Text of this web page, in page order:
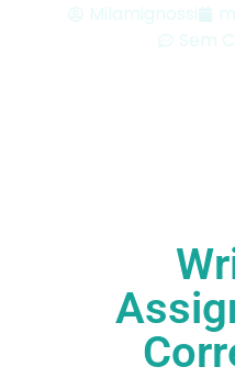
Milamignossi
Sem